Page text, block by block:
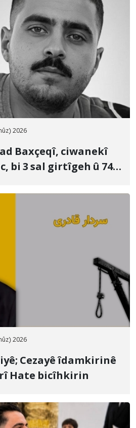
2026
Baxçeqî, ciwanekî
bi 3 sal girtîgeh û 74
2026
Cezayê îdamkirinê
Hate bicîhkirin